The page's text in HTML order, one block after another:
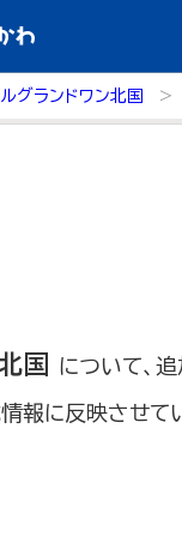
グランドワン北国
国 について、
報に反映させて